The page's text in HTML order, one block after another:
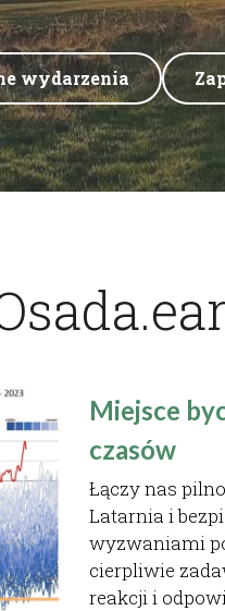
wydarzenia
Miejsce
czasów
Łączy nas
Latarnia i
wyzwaniami
cierpliwie
reakcji i